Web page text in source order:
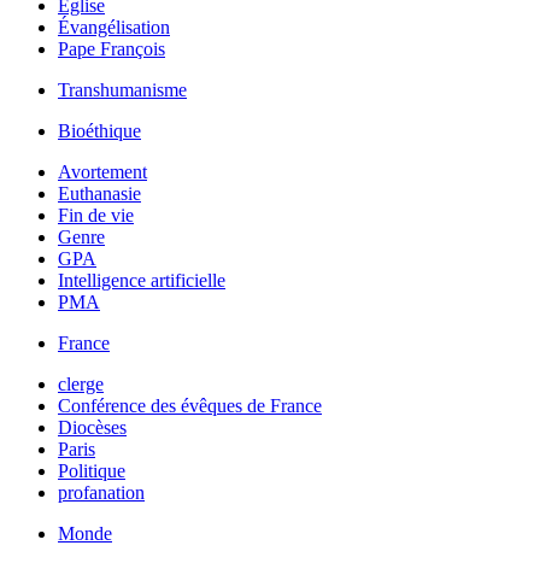
Église
Évangélisation
Pape François
Transhumanisme
Bioéthique
Avortement
Euthanasie
Fin de vie
Genre
GPA
Intelligence artificielle
PMA
France
clerge
Conférence des évêques de France
Diocèses
Paris
Politique
profanation
Monde